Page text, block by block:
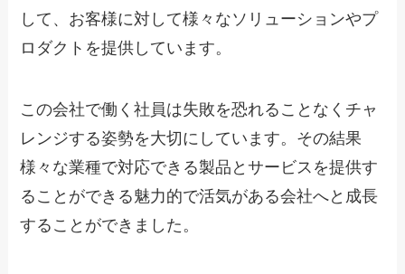
して、お客様に対して様々なソリューションやプ
ロダクトを提供しています。
この会社で働く社員は失敗を恐れることなくチャ
レンジする姿勢を大切にしています。その結果
様々な業種で対応できる製品とサービスを提供す
ることができる魅力的で活気がある会社へと成長
することができました。